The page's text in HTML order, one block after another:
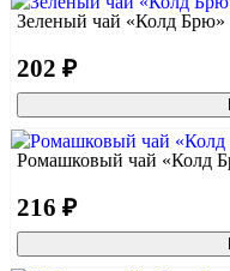
Зеленый чай «Колд Брю»
202 ₽
Ромашковый чай «Колд
216 ₽